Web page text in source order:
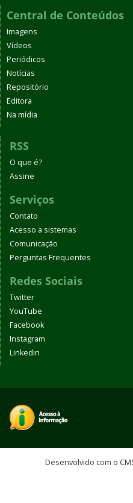
Central de Conteúdos
Imagens
Vídeos
Periódicos
Notícias
Repositório
Editora
Na mídia
RSS
O que é?
Assine
Serviços
Contato
Acesso a sistemas
Comunicação
Perguntas Frequentes
Redes Sociais
Twitter
YouTube
Facebook
Instagram
Linkedin
Desenvolvido com o